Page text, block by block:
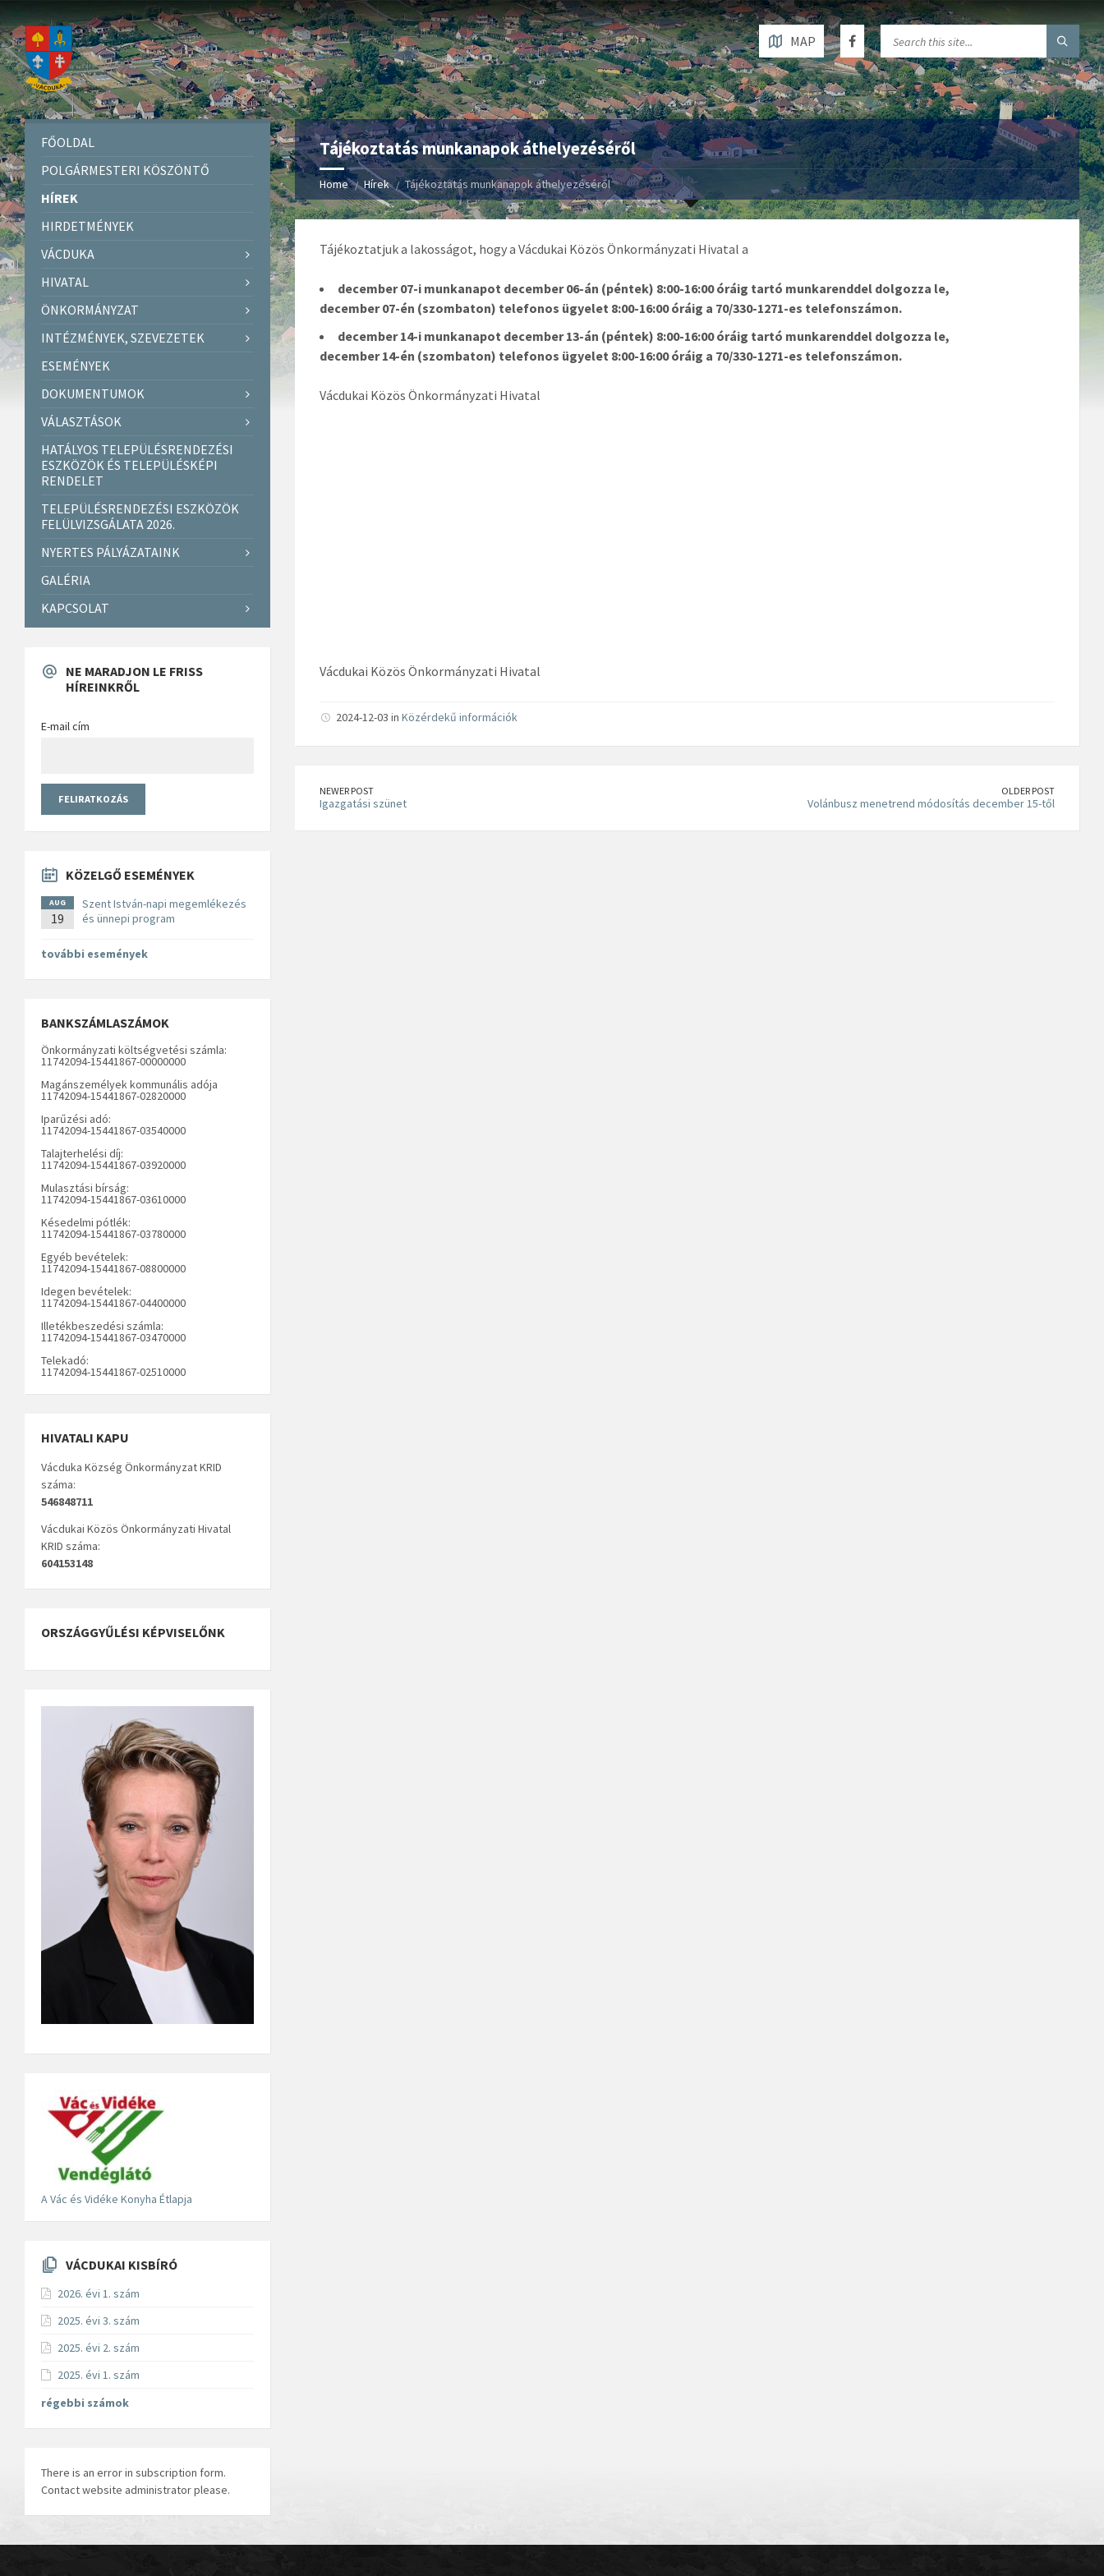
MAP
Tájékoztatás munkanapok áthelyezéséről
Home Hírek Tájékoztatás munkanapok áthelyezéséről
Tájékoztatjuk a lakosságot, hogy a Vácdukai Közös Önkormányzati Hivatal a
december 07-i munkanapot december 06-án (péntek) 8:00-16:00 óráig tartó munkarenddel dolgozza le,
december 07-én (szombaton) telefonos ügyelet 8:00-16:00 óráig a 70/330-1271-es telefonszámon.
december 14-i munkanapot december 13-án (péntek) 8:00-16:00 óráig tartó munkarenddel dolgozza le,
december 14-én (szombaton) telefonos ügyelet 8:00-16:00 óráig a 70/330-1271-es telefonszámon.
Vácdukai Közös Önkormányzati Hivatal
Vácdukai Közös Önkormányzati Hivatal
2024-12-03 in Közérdekű információk
NEWER POST
Igazgatási szünet
OLDER POST
Volánbusz menetrend módosítás december 15-től
FŐOLDAL
POLGÁRMESTERI KÖSZÖNTŐ
HÍREK
HIRDETMÉNYEK
VÁCDUKA
HIVATAL
ÖNKORMÁNYZAT
INTÉZMÉNYEK, SZEVEZETEK
ESEMÉNYEK
DOKUMENTUMOK
VÁLASZTÁSOK
HATÁLYOS TELEPÜLÉSRENDEZÉSI
ESZKÖZÖK ÉS TELEPÜLÉSKÉPI
RENDELET
TELEPÜLÉSRENDEZÉSI ESZKÖZÖK
FELÜLVIZSGÁLATA 2026.
NYERTES PÁLYÁZATAINK
GALÉRIA
KAPCSOLAT
NE MARADJON LE FRISS
HÍREINKRŐL
E-mail cím
KÖZELGŐ ESEMÉNYEK
AUG
19
Szent István-napi megemlékezés
és ünnepi program
további események
BANKSZÁMLASZÁMOK
Önkormányzati költségvetési számla:
11742094-15441867-00000000
Magánszemélyek kommunális adója
11742094-15441867-02820000
Iparűzési adó:
11742094-15441867-03540000
Talajterhelési díj:
11742094-15441867-03920000
Mulasztási bírság:
11742094-15441867-03610000
Késedelmi pótlék:
11742094-15441867-03780000
Egyéb bevételek:
11742094-15441867-08800000
Idegen bevételek:
11742094-15441867-04400000
Illetékbeszedési számla:
11742094-15441867-03470000
Telekadó:
11742094-15441867-02510000
HIVATALI KAPU
Vácduka Község Önkormányzat KRID
száma:
546848711
Vácdukai Közös Önkormányzati Hivatal
KRID száma:
604153148
ORSZÁGGYŰLÉSI KÉPVISELŐNK
A Vác és Vidéke Konyha Étlapja
VÁCDUKAI KISBÍRÓ
2026. évi 1. szám
2025. évi 3. szám
2025. évi 2. szám
2025. évi 1. szám
régebbi számok
There is an error in subscription form.
Contact website administrator please.